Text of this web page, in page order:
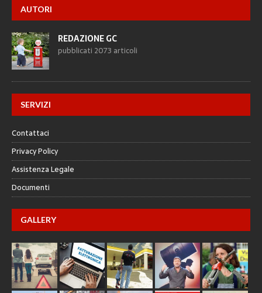
AUTORI
REDAZIONE GC
pubblicati 2073 articoli
SERVIZI
Contattaci
Privacy Policy
Assistenza Legale
Documenti
GALLERY